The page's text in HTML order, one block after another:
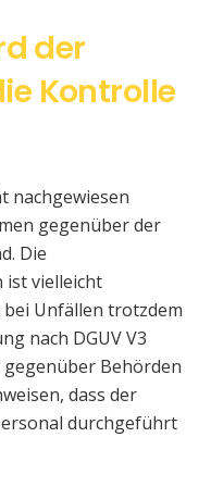
der
Kontrolle
nachgewiesen
gegenüber der
Die
ist vielleicht
Unfällen trotzdem
nach DGUV V3
gegenüber Behörden
dass der
durchgeführt